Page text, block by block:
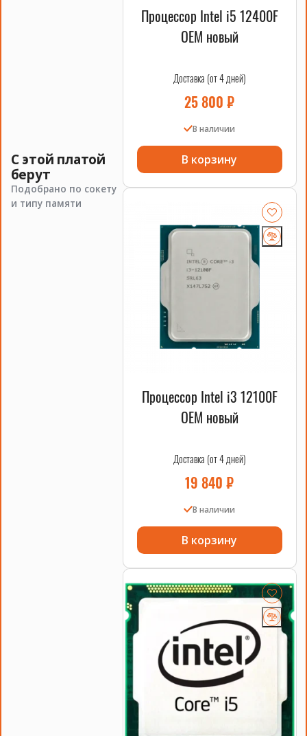
С этой платой
берут
Подобрано по сокету
и типу памяти
Процессор Intel i5 12400F
OEM новый
Доставка (от 4 дней)
25 800₽
В наличии
В корзину
Процессор Intel i3 12100F
OEM новый
Доставка (от 4 дней)
19 840₽
В наличии
В корзину